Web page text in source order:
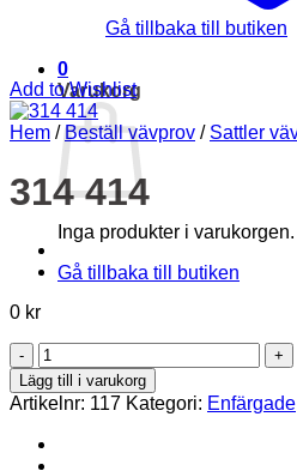
Gå tillbaka till butiken
0
Varukorg
Inga produkter i varukorgen.
Gå tillbaka till butiken
Add to Wishlist
Hem / Beställ vävprov / Sattler
314 414
0 kr
314
414
mängd
Lägg till i varukorg
Artikelnr: 117 Kategori: Enfärgade